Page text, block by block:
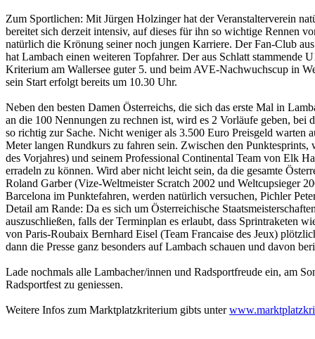
Zum Sportlichen: Mit Jürgen Holzinger hat der Veranstalterverein
bereitet sich derzeit intensiv, auf dieses für ihn so wichtige Rennen
natürlich die Krönung seiner noch jungen Karriere. Der Fan-Club
hat Lambach einen weiteren Topfahrer. Der aus Schlatt stammende
Kriterium am Wallersee guter 5. und beim AVE-Nachwuchscup in
sein Start erfolgt bereits um 10.30 Uhr.
Neben den besten Damen Österreichs, die sich das erste Mal in
an die 100 Nennungen zu rechnen ist, wird es 2 Vorläufe geben,
so richtig zur Sache. Nicht weniger als 3.500 Euro Preisgeld warten
Meter langen Rundkurs zu fahren sein. Zwischen den
des Vorjahres) und seinem Professional Continental Team von Elk
erradeln zu können. Wird aber nicht leicht sein, da die gesamte
Roland Garber (Vize-Weltmeister Scratch 2002 und Weltcupsieger
Barcelona im Punktefahren, werden natürlich versuchen, Pichler
Detail am Rande: Da es sich um Österreichische
auszuschließen, falls der Terminplan es erlaubt, dass Sprintraketen
von Paris-Roubaix Bernhard Eisel (Team Francaise des Jeux)
dann die Presse ganz besonders auf Lambach schauen und davon
Lade nochmals alle Lambacher/innen und Radsportfreude ein, am
Radsportfest zu geniessen.
Weitere Infos zum Marktplatzkriterium gibts unter